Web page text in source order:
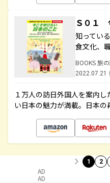
Ｓ０１
知ってい
食文化、
BOOKS 旅
2022.07.21
１万人の訪日外国人を案内
い日本の魅力が満載。日本の
1 2
AD
AD